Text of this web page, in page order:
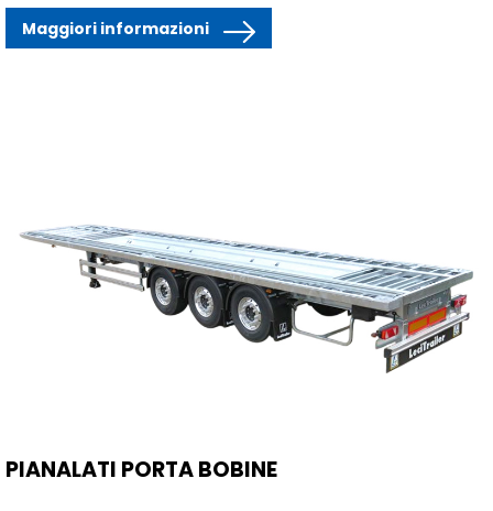
Maggiori informazioni
PIANALATI PORTA BOBINE